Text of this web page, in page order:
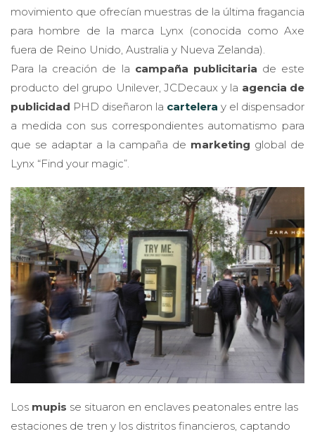
movimiento que ofrecían muestras de la última fragancia
para hombre de la marca Lynx (conocida como Axe
fuera de Reino Unido, Australia y Nueva Zelanda).
Para la creación de la campaña publicitaria de este
producto del grupo Unilever, JCDecaux y la agencia de
publicidad PHD diseñaron la cartelera y el dispensador
a medida con sus correspondientes automatismo para
que se adaptar a la campaña de marketing global de
Lynx “Find your magic”.
Los mupis se situaron en enclaves peatonales entre las
estaciones de tren y los distritos financieros, captando